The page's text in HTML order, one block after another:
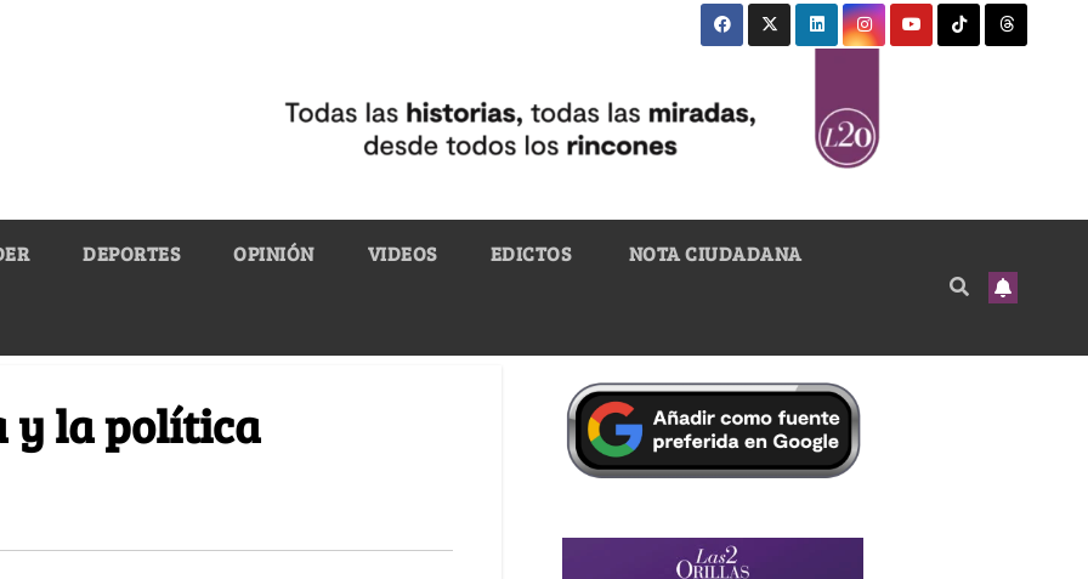
DEPORTES OPINIÓN VIDEOS EDICTOS NOTA CIUDADANA
y la política